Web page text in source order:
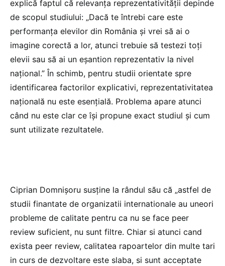
explică faptul că relevanța reprezentativității depinde
de scopul studiului: „Dacă te întrebi care este
performanța elevilor din România și vrei să ai o
imagine corectă a lor, atunci trebuie să testezi toți
elevii sau să ai un eșantion reprezentativ la nivel
național.” În schimb, pentru studii orientate spre
identificarea factorilor explicativi, reprezentativitatea
națională nu este esențială. Problema apare atunci
când nu este clar ce își propune exact studiul și cum
sunt utilizate rezultatele.
Ciprian Domnișoru susține la rândul său că „astfel de
studii finantate de organizatii internationale au uneori
probleme de calitate pentru ca nu se face peer
review suficient, nu sunt filtre. Chiar si atunci cand
exista peer review, calitatea rapoartelor din multe tari
in curs de dezvoltare este slaba, si sunt acceptate